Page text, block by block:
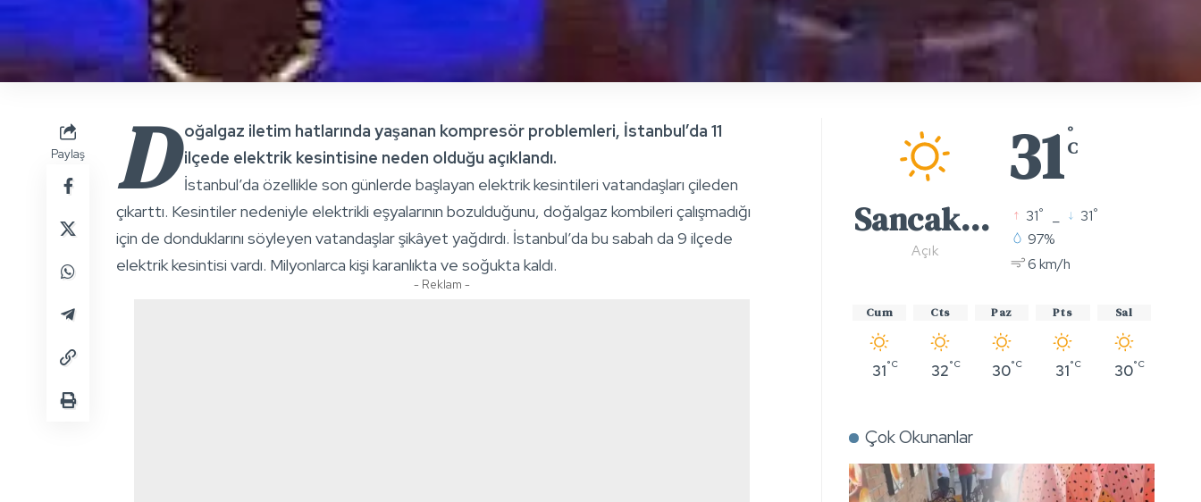
Paylaş D oğalgaz iletim hatlarında yaşanan kompresör problemleri, İstanbul’da 11
ilçede elektrik kesintisine neden olduğu açıklandı.
İstanbul’da özellikle son günlerde başlayan elektrik kesintileri vatandaşları çileden
çıkarttı. Kesintiler nedeniyle elektrikli eşyalarının bozulduğunu, doğalgaz kombileri çalışmadığı
için de donduklarını söyleyen vatandaşlar şikâyet yağdırdı. İstanbul’da bu sabah da 9 ilçede
elektrik kesintisi vardı. Milyonlarca kişi karanlıkta ve soğukta kaldı.
- Reklam -
31 °
C
Sancaktepe
Açık
31° 31°
97%
6 km/h
Cum
31°C
Cts
32°C
Paz
30°C
Pts
31°C
Sal
30°C
Çok Okunanlar